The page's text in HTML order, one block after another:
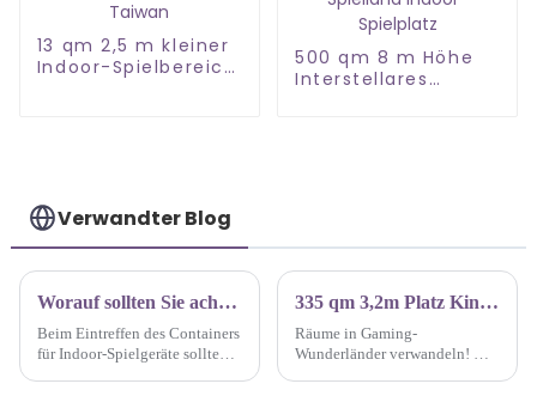
13 qm 2,5 m kleiner
Indoor-Spielbereich
500 qm 8 m Höhe
Interstellares
Verwandter Blog
Worauf sollten Sie achten, wenn der Container mit den Indoor-Spielplatzgeräten ankommt?
Beim Eintreffen des Containers
für Indoor-Spielgeräte sollten
335 qm 3,2m Platz Kinderspielplatz Gaming Wunderland
Räume in Gaming-
Wunderländer verwandeln! Wir